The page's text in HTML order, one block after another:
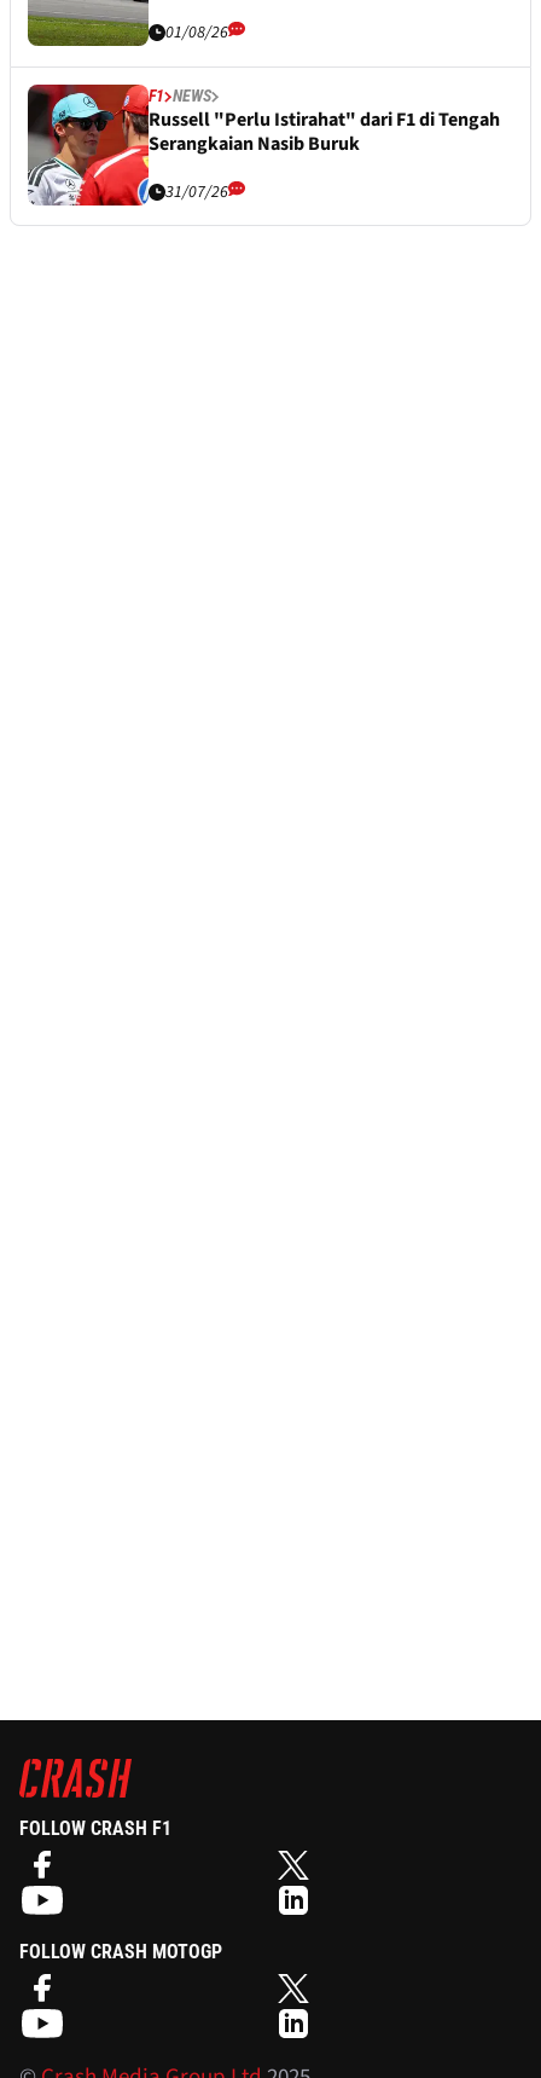
01/08/26
F1 NEWS
Russell "Perlu Istirahat" dari F1 di Tengah
Serangkaian Nasib Buruk
31/07/26
FOLLOW CRASH F1
FOLLOW CRASH MOTOGP